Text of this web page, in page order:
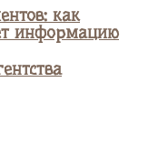
как
информацию